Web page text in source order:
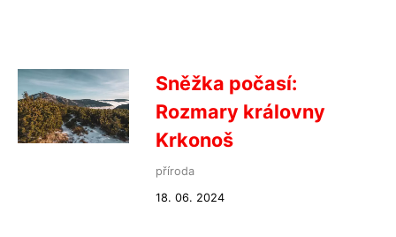
Sněžka počasí:
Rozmary královny
Krkonoš
příroda
18. 06. 2024